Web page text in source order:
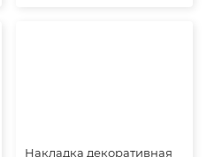
Накладка декоративная